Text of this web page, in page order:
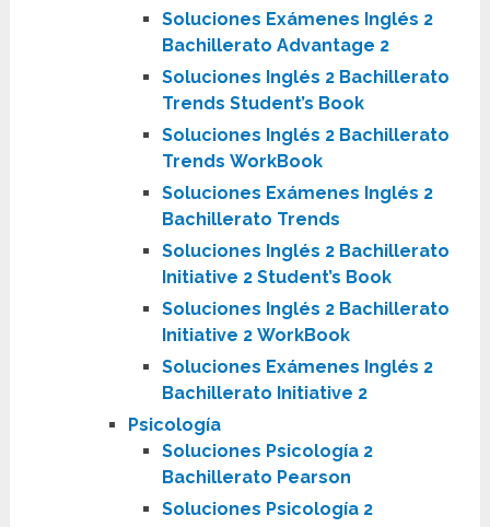
Soluciones Exámenes Inglés 2
Bachillerato Advantage 2
Soluciones Inglés 2 Bachillerato
Trends Student’s Book
Soluciones Inglés 2 Bachillerato
Trends WorkBook
Soluciones Exámenes Inglés 2
Bachillerato Trends
Soluciones Inglés 2 Bachillerato
Initiative 2 Student’s Book
Soluciones Inglés 2 Bachillerato
Initiative 2 WorkBook
Soluciones Exámenes Inglés 2
Bachillerato Initiative 2
Psicología
Soluciones Psicología 2
Bachillerato Pearson
Soluciones Psicología 2